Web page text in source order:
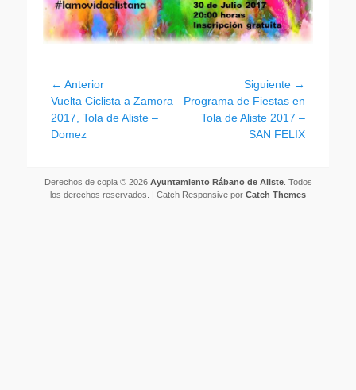
Navegación
de
entradas
← Anterior
Entrada
anterior:
Vuelta Ciclista a Zamora
2017, Tola de Aliste –
Domez
Siguiente →
Entrada
siguiente:
Programa de Fiestas en
Tola de Aliste 2017 –
SAN FELIX
Derechos de copia © 2026 Ayuntamiento Rábano de Aliste. Todos
los derechos reservados. | Catch Responsive por Catch Themes